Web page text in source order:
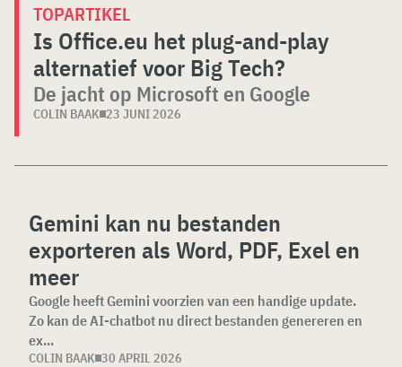
TOPARTIKEL
Is Office.eu het plug-and-play
alternatief voor Big Tech?
De jacht op Microsoft en Google
COLIN BAAK 23 JUNI 2026
Gemini kan nu bestanden
exporteren als Word, PDF, Exel en
meer
Google heeft Gemini voorzien van een handige update.
Zo kan de AI-chatbot nu direct bestanden genereren en
ex...
COLIN BAAK 30 APRIL 2026